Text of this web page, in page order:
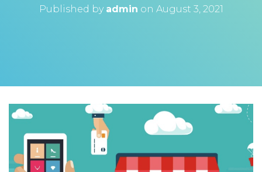
Published by admin on August 3, 2021